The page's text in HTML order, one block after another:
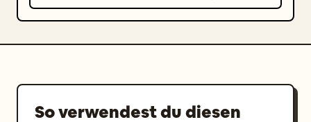
So verwendest du diesen